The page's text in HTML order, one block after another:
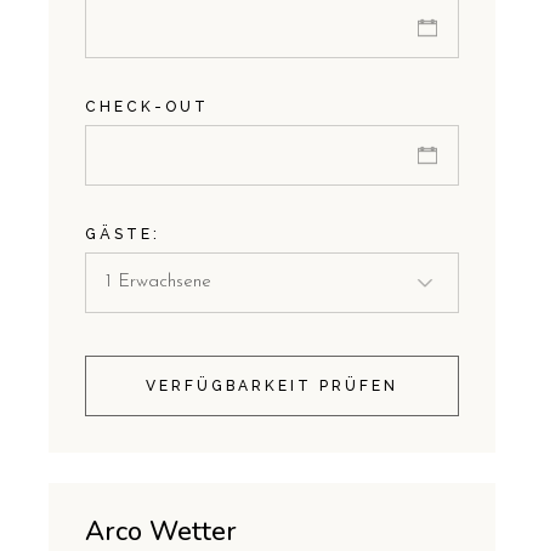
CHECK-OUT
GÄSTE:
VERFÜGBARKEIT PRÜFEN
Arco Wetter